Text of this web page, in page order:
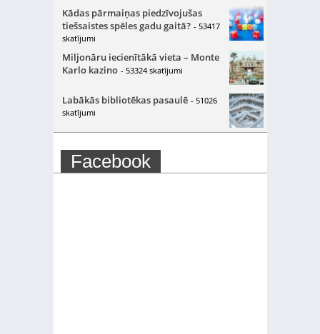
Kādas pārmaiņas piedzīvojušas
tiešsaistes spēles gadu gaitā? - 53417
skatījumi
Miljonāru iecienītākā vieta – Monte
Karlo kazino - 53324 skatījumi
Labākās bibliotēkas pasaulē - 51026
skatījumi
Facebook